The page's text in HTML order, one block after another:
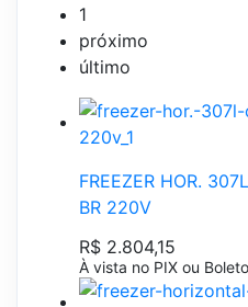
1
próximo
último
FREEZER HOR.
BR 220V
R$ 2.804,15
À vista no PIX ou Boleto